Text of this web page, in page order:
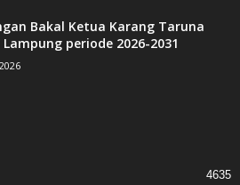
Bakal Ketua Karang Taruna
Lampung periode 2026-2031
4635